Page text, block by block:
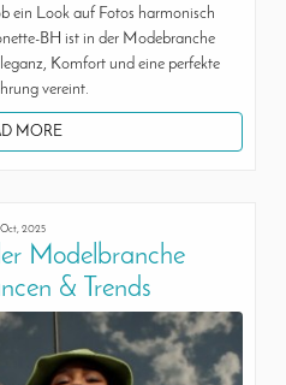
ein Look auf Fotos harmonisch
BH ist in der Modebranche
Komfort und eine perfekte
vereint.
MORE
Oct, 2025
Modelbranche
& Trends